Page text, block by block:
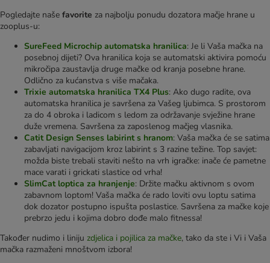
Pogledajte naše favorite za najbolju ponudu dozatora mačje hrane u
zooplus-u:
SureFeed Microchip automatska hranilica: Je li Vaša mačka na
posebnoj dijeti? Ova hranilica koja se automatski aktivira pomoću
mikročipa zaustavlja druge mačke od kranja posebne hrane.
Odlično za kućanstva s više mačaka.
Trixie automatska hranilica TX4 Plus: Ako dugo radite, ova
automatska hranilica je savršena za Vašeg ljubimca. S prostorom
za do 4 obroka i ladicom s ledom za održavanje svježine hrane
duže vremena. Savršena za zaposlenog mačjeg vlasnika.
Catit Design Senses labirint s hranom: Vaša mačka će se satima
zabavljati navigacijom kroz labirint s 3 razine težine. Top savjet:
možda biste trebali staviti nešto na vrh igračke: inače će pametne
mace varati i grickati slastice od vrha!
SlimCat loptica za hranjenje: Držite mačku aktivnom s ovom
zabavnom loptom! Vaša mačka će rado loviti ovu loptu satima
dok dozator postupno ispušta poslastice. Savršena za mačke koje
prebrzo jedu i kojima dobro dođe malo fitnessa!
Također nudimo i liniju zdjelica i pojilica za mačke, tako da ste i Vi i Vaša
mačka razmaženi mnoštvom izbora!